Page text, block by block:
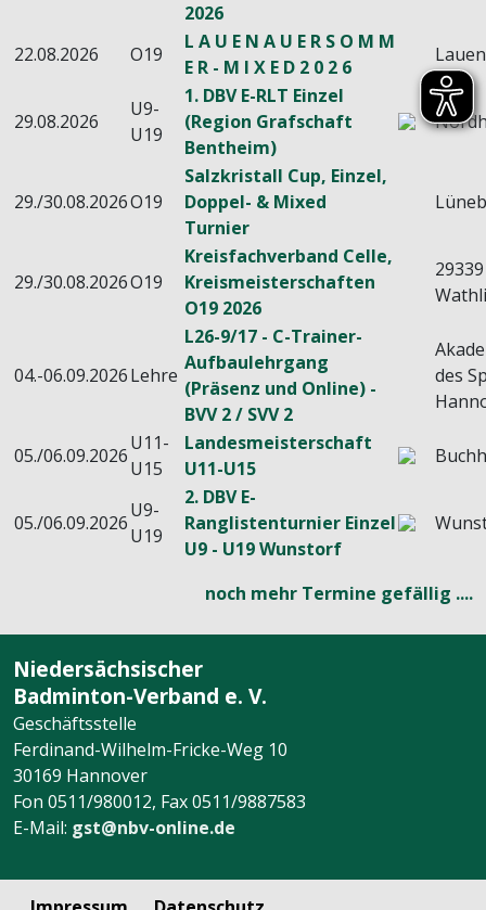
2026
22.08.2026 O19
L A U E N A U E R S O M M
E R - M I X E D 2 0 2 6
29.08.2026
U9-
U19
1. DBV E-RLT Einzel
(Region Grafschaft
Bentheim)
29./30.08.2026O19
Salzkristall Cup, Einzel,
Doppel- & Mixed
Turnier
29./30.08.2026O19
Kreisfachverband Celle,
Kreismeisterschaften
O19 2026
29339
04.-06.09.2026Lehre
L26-9/17 - C-Trainer-
Aufbaulehrgang
(Präsenz und Online) -
BVV 2 / SVV 2
des
05./06.09.2026
U11-
U15
Landesmeisterschaft
U11-U15
05./06.09.2026
U9-
U19
2. DBV E-
Ranglistenturnier Einzel
U9 - U19 Wunstorf
noch mehr Termine gefällig ....
Niedersächsischer
Badminton-Verband e. V.
Geschäftsstelle
Ferdinand-Wilhelm-Fricke-Weg 10
30169 Hannover
Fon 0511/980012, Fax 0511/9887583
E-Mail: gst@nbv-online.de